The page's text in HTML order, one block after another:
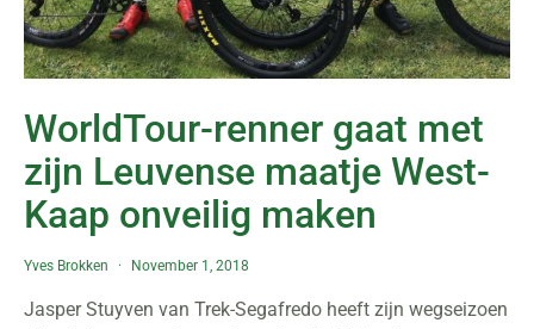
WorldTour-renner gaat met
zijn Leuvense maatje West-
Kaap onveilig maken
Yves Brokken November 1, 2018
Jasper Stuyven van Trek-Segafredo heeft zijn wegseizoen